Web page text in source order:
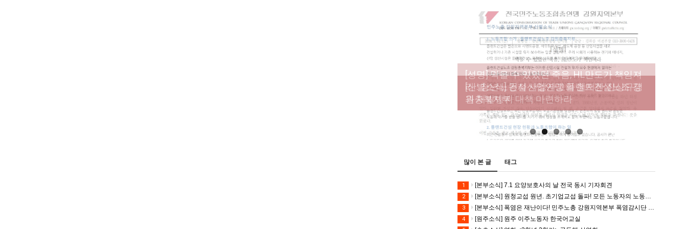
[성명] 막을 수 있었던 죽음, HL만도가 책임져
라 : 청년노동자 사망사고의 철저한 진상규명
과 재발방지 대책 마련하라
[산별소식] 건설산업연맹 플랜트건설노조 강
원충북지부
[강릉,속초,원주,춘천] 폭염감시단 사업 이모저
모
[조합원☆인터뷰] 서비스연맹 전국학교비정
규직노동조합 강원지부 김유미 춘천지회장
[본부소식] 강원지역 노동자 합창단 모임
많이 본 글 태그
1 [본부소식] 7.1 요양보호사의 날 전국 동시 기자회견
2 [본부소식] 원청교섭 원년. 초기업교섭 돌파! 모든 노동자의 노동기본권 쟁취! 민주노총 7.15 총파업대회
3 [본부소식] 폭염은 재난이다! 민주노총 강원지역본부 폭염감시단 선포 기자회견
4 [원주소식] 원주 이주노동자 한국어교실